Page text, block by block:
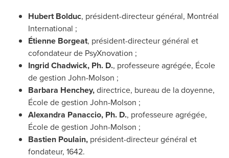
Hubert Bolduc, président-directeur général, Montréal
International ;
Étienne Borgeat, président-directeur général et
cofondateur de PsyXnovation ;
Ingrid Chadwick, Ph. D., professeure agrégée, École
de gestion John-Molson ;
Barbara Henchey,directrice, bureau de la doyenne,
École de gestion John-Molson ;
Alexandra Panaccio, Ph. D., professeure agrégée,
École de gestion John-Molson ;
Bastien Poulain, président-directeur général et
fondateur, 1642.